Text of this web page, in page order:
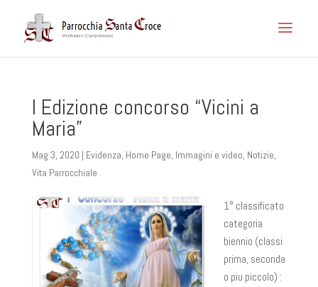
I Edizione concorso “Vicini a
Maria”
Mag 3, 2020 | Evidenza, Home Page, Immagini e video, Notizie,
Vita Parrocchiale
1° classificato
categoria
biennio (classi
prima, seconda
o piu piccolo) :